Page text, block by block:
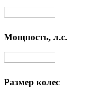
Мощность, л.с.
Размер колес